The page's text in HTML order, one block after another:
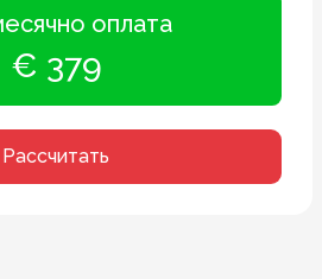
оплата
€ 379
Рассчитать